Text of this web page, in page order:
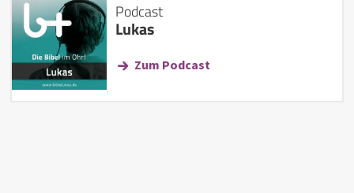
Podcast
Lukas
Zum Podcast